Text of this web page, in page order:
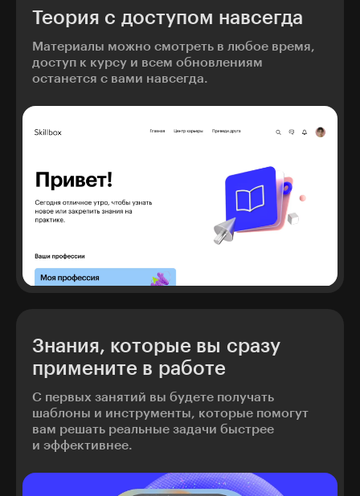
Теория с доступом навсегда
Материалы можно смотреть в любое время,
доступ к курсу и всем обновлениям
останется с вами навсегда.
Знания, которые вы сразу
примените в работе
С первых занятий вы будете получать
шаблоны и инструменты, которые помогут
вам решать реальные задачи быстрее
и эффективнее.